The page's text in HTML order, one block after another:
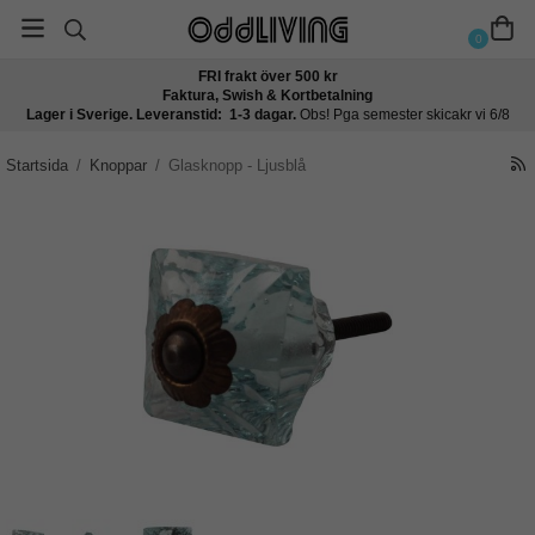
0
FRI frakt över 500 kr
Faktura, Swish & Kortbetalning
Lager i Sverige. Leveranstid: 1-3 dagar. Obs! Pga semester skicakr vi 6/8
Startsida / Knoppar / Glasknopp - Ljusblå